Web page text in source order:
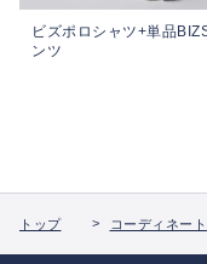
ビズポロシャツ+単品
ンツ
トップ コーディネート